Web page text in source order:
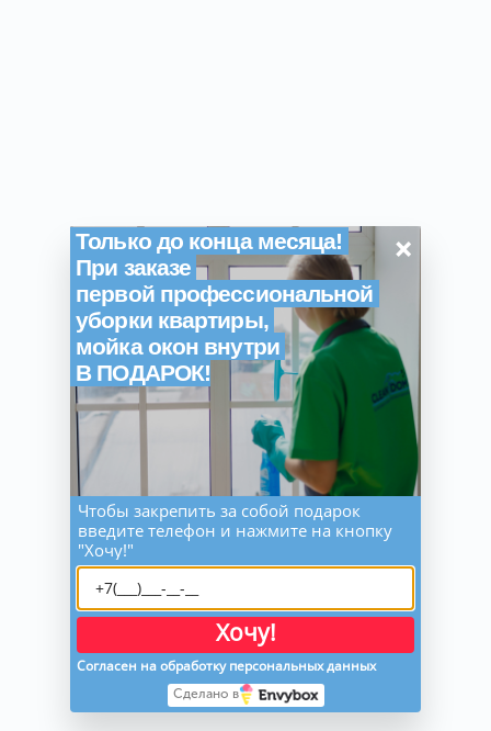
Только до конца месяца!
При заказе
первой профессиональной
уборки квартиры,
мойка окон внутри
В ПОДАРОК!
×
Чтобы закрепить за собой подарок
введите телефон и нажмите на кнопку
"Хочу!"
Хочу!
Согласен на обработку персональных данных
Сделано в